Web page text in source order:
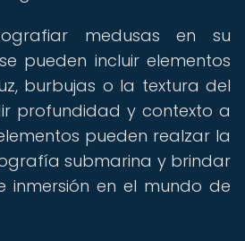
medusas en su
pueden incluir elementos
burbujas o la textura del
profundidad y contexto a
pueden realzar la
submarina y brindar
inmersión en el mundo de